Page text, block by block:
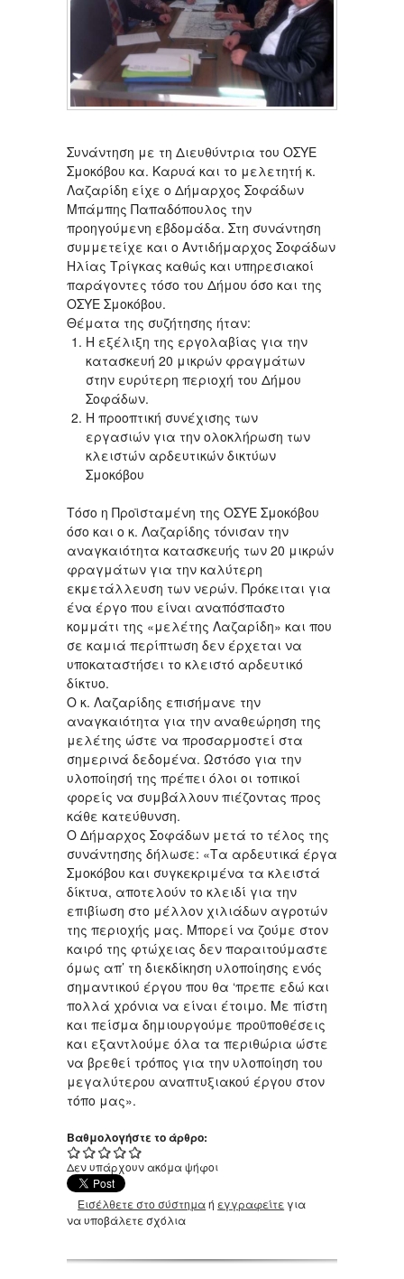
Συνάντηση με τη Διευθύντρια του ΟΣΥΕ
Σμοκόβου κα. Καρυά και το μελετητή κ.
Λαζαρίδη είχε ο Δήμαρχος Σοφάδων
Μπάμπης Παπαδόπουλος την
προηγούμενη εβδομάδα. Στη συνάντηση
συμμετείχε και ο Αντιδήμαρχος Σοφάδων
Ηλίας Τρίγκας καθώς και υπηρεσιακοί
παράγοντες τόσο του Δήμου όσο και της
ΟΣΥΕ Σμοκόβου.
Θέματα της συζήτησης ήταν:
Η εξέλιξη της εργολαβίας για την
κατασκευή 20 μικρών φραγμάτων
στην ευρύτερη περιοχή του Δήμου
Σοφάδων.
Η προοπτική συνέχισης των
εργασιών για την ολοκλήρωση των
κλειστών αρδευτικών δικτύων
Σμοκόβου
Τόσο η Προϊσταμένη της ΟΣΥΕ Σμοκόβου
όσο και ο κ. Λαζαρίδης τόνισαν την
αναγκαιότητα κατασκευής των 20 μικρών
φραγμάτων για την καλύτερη
εκμετάλλευση των νερών. Πρόκειται για
ένα έργο που είναι αναπόσπαστο
κομμάτι της «μελέτης Λαζαρίδη» και που
σε καμιά περίπτωση δεν έρχεται να
υποκαταστήσει το κλειστό αρδευτικό
δίκτυο.
Ο κ. Λαζαρίδης επισήμανε την
αναγκαιότητα για την αναθεώρηση της
μελέτης ώστε να προσαρμοστεί στα
σημερινά δεδομένα. Ωστόσο για την
υλοποίησή της πρέπει όλοι οι τοπικοί
φορείς να συμβάλλουν πιέζοντας προς
κάθε κατεύθυνση.
Ο Δήμαρχος Σοφάδων μετά το τέλος της
συνάντησης δήλωσε: «Τα αρδευτικά έργα
Σμοκόβου και συγκεκριμένα τα κλειστά
δίκτυα, αποτελούν το κλειδί για την
επιβίωση στο μέλλον χιλιάδων αγροτών
της περιοχής μας. Μπορεί να ζούμε στον
καιρό της φτώχειας δεν παραιτούμαστε
όμως απ’ τη διεκδίκηση υλοποίησης ενός
σημαντικού έργου που θα ‘πρεπε εδώ και
πολλά χρόνια να είναι έτοιμο. Με πίστη
και πείσμα δημιουργούμε προϋποθέσεις
και εξαντλούμε όλα τα περιθώρια ώστε
να βρεθεί τρόπος για την υλοποίηση του
μεγαλύτερου αναπτυξιακού έργου στον
τόπο μας».
Βαθμολογήστε το άρθρο:
Δεν υπάρχουν ακόμα ψήφοι
Εισέλθετε στο σύστημαή εγγραφείτε για
να υποβάλετε σχόλια